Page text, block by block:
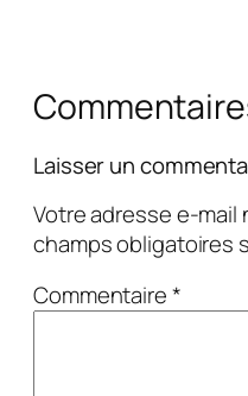
Laisser un
Votre adresse e-mail
champs obligatoires
Commentaire*